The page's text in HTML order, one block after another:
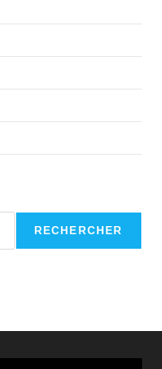
RECHERCHER